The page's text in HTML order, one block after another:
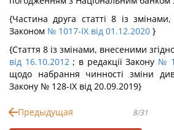
{Частина друга статті 8 із
Законом № 1017-IX від 01.12.2020 }
{Стаття 8 із змінами, внесеними
від 16.10.2012; в редакції Закону №
щодо набрання чинності зміни
Закону № 128-IX від 20.09.2019}
Предыдущая 8/31